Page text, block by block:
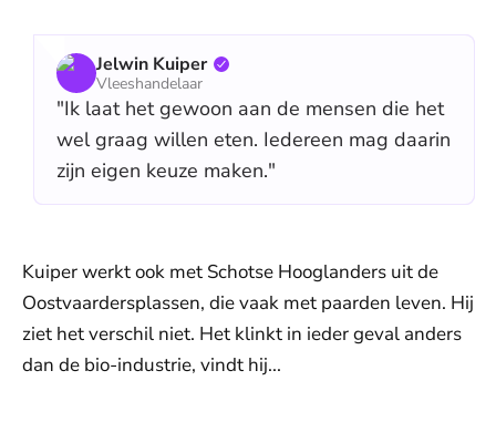
Jelwin Kuiper
Vleeshandelaar
"Ik laat het gewoon aan de mensen die het
wel graag willen eten. Iedereen mag daarin
zijn eigen keuze maken."
Kuiper werkt ook met Schotse Hooglanders uit de
Oostvaardersplassen, die vaak met paarden leven. Hij
ziet het verschil niet. Het klinkt in ieder geval anders
dan de bio-industrie, vindt hij...